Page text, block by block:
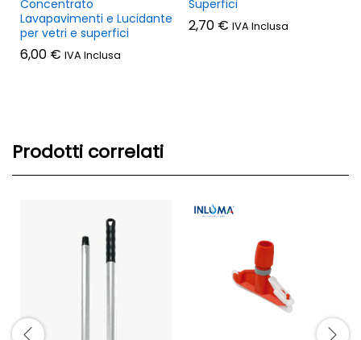
Concentrato
Lavapavimenti e Lucidante
per vetri e superfici
6,00 € IVA Inclusa
Superfici
2,70 € IVA Inclusa
Prodotti correlati